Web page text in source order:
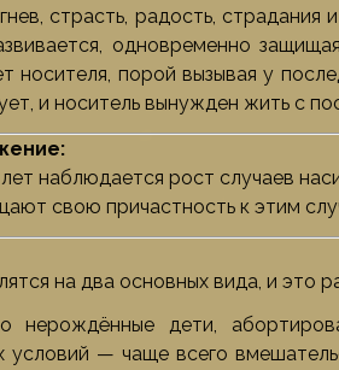
страсть, радость,
одновременно
носителя, порой вызывая у
и носитель вынужден жить с
наблюдается рост случаев
свою причастность к этим
на два основных вида, и это
нерождённые дети,
условий — чаще всего